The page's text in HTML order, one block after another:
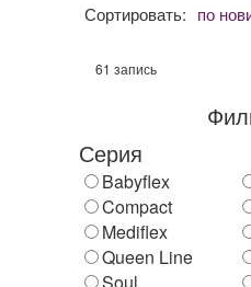
Сортировать: по
61 запись
Серия
Babyflex
Compact
Mediflex
Queen Line
Soul